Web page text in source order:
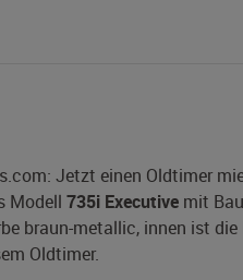
Jetzt einen Oldtimer
Modell 735i Executive mit
braun-metallic, innen ist
Oldtimer.